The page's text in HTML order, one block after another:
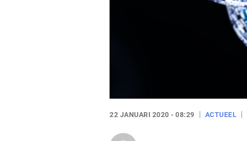
22 JANUARI 2020 - 08:29 ACTUEEL